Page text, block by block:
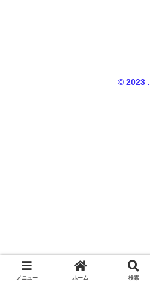
© 2023 .
メニュー ホーム 検索